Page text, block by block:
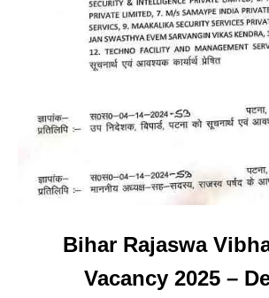
Bihar Rajaswa
Vacancy 2025 –